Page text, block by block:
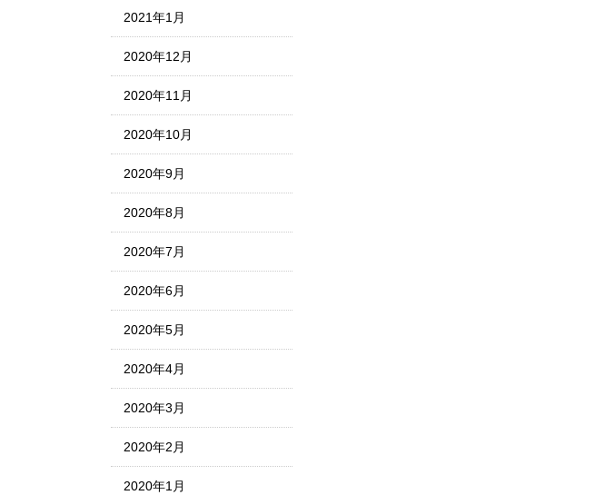
2021年1月
2020年12月
2020年11月
2020年10月
2020年9月
2020年8月
2020年7月
2020年6月
2020年5月
2020年4月
2020年3月
2020年2月
2020年1月